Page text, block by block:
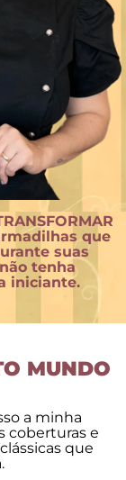
que
suas
tenha
iniciante.
MUNDO
a minha
coberturas e
que